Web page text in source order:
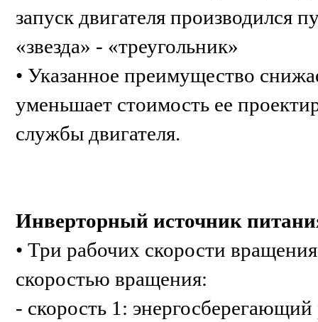
запуск двигателя производился
«звезда» - «треугольник»
• Указанное преимущество
уменьшает стоимость ее
службы двигателя.
Инверторный источник
• Три рабочих скорости
скоростью вращения:
- скорость 1: